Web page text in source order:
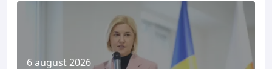
6 august 2026